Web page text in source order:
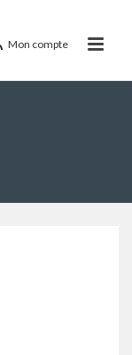
Mon compte